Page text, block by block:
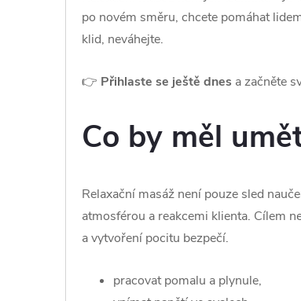
po novém směru, chcete pomáhat
klid, neváhejte.
👉 Přihlaste se ještě dnes a začněte
Co by měl
Relaxační masáž není pouze sled
atmosférou a reakcemi klienta. Cílem
a vytvoření pocitu bezpečí.
pracovat pomalu a plynule,